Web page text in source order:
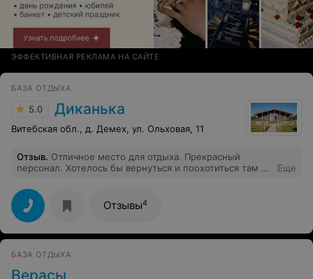
ЭФФЕКТИВНАЯ РЕКЛАМА НА САЙТЕ
БАЗА ОТДЫХА
5.0 Диканька
Витебская обл., д. Демех, ул. Ольховая, 11
Отзыв. Отличное место для отдыха. Прекрасный
персонал. Хотелось бы вернуться и поохотиться там на
Еще
Отзывы4
БАЗА ОТДЫХА
Верасы